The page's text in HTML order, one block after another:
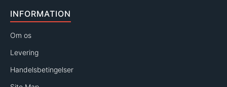
INFORMATION
Om os
Levering
Handelsbetingelser